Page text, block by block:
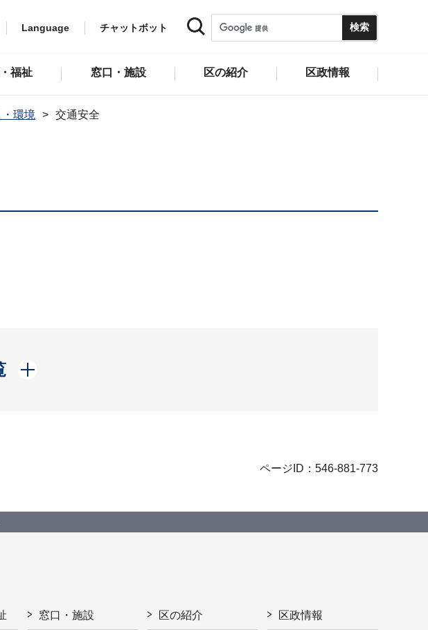
Language チャットボット
福祉 窓口・施設 区の紹介 区政情報
環境 交通安全
ページID：546-881-773
窓口・施設 区の紹介 区政情報